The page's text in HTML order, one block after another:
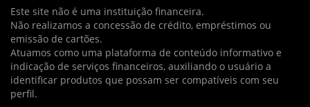
Este site não é uma instituição financeira.
Não realizamos a concessão de crédito, empréstimos ou
emissão de cartões.
Atuamos como uma plataforma de conteúdo informativo e
indicação de serviços financeiros, auxiliando o usuário a
identificar produtos que possam ser compatíveis com seu
perfil.